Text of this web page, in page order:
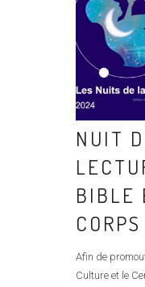
NUIT
BIBLE
CORPS
Afin de
Culture et le